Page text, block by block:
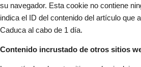
su navegador. Esta cookie no contiene
indica el ID del contenido del artículo que
Caduca al cabo de 1 día.
Contenido incrustado de otros sitios